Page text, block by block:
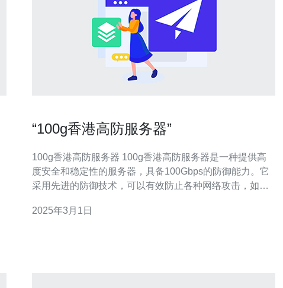
“100g香港高防服务器”
100g香港高防服务器 100g香港高防服务器是一种提供高
度安全和稳定性的服务器，具备100Gbps的防御能力。它
采用先进的防御技术，可以有效防止各种网络攻击，如
速的网络连接和稳定的性能，适合各种在线应用和网站。
2025年3月1日